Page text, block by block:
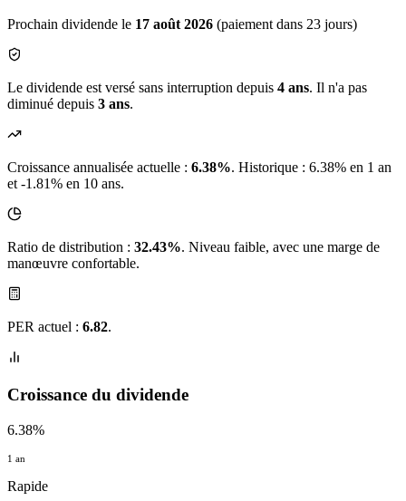
Prochain dividende le 17 août 2026 (paiement dans 23 jours)
Le dividende est versé sans interruption depuis 4 ans. Il n'a pas
diminué depuis 3 ans.
Croissance annualisée actuelle : 6.38%. Historique : 6.38% en 1 an
et -1.81% en 10 ans.
Ratio de distribution : 32.43%. Niveau faible, avec une marge de
manœuvre confortable.
PER actuel : 6.82.
Croissance du dividende
6.38%
1 an
Rapide